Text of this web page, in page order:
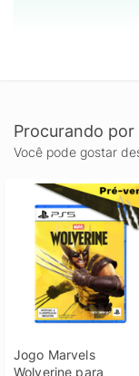
classificação de 12
temas sensíveis,
Procurando por
Você pode gostar
Jogo Marvels
Wolverine para